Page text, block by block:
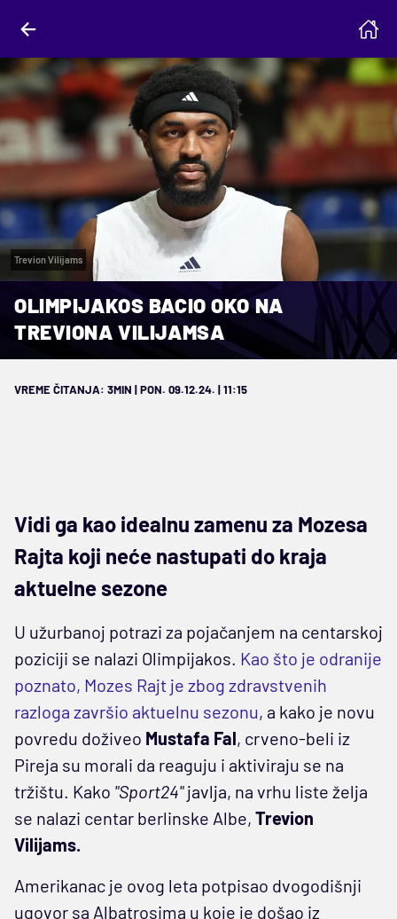
Trevion Vilijams
OLIMPIJAKOS BACIO OKO NA
TREVIONA VILIJAMSA
VREME ČITANJA: 3MIN | PON. 09.12.24. | 11:15
Vidi ga kao idealnu zamenu za Mozesa
Rajta koji neće nastupati do kraja
aktuelne sezone
U užurbanoj potrazi za pojačanjem na centarskoj
poziciji se nalazi Olimpijakos. Kao što je odranije
poznato, Mozes Rajt je zbog zdravstvenih
razloga završio aktuelnu sezonu, a kako je novu
povredu doživeo Mustafa Fal, crveno-beli iz
Pireja su morali da reaguju i aktiviraju se na
tržištu. Kako "Sport24"javlja, na vrhu liste želja
se nalazi centar berlinske Albe, Trevion
Vilijams.
Amerikanac je ovog leta potpisao dvogodišnji
ugovor sa Albatrosima u koje je došao iz